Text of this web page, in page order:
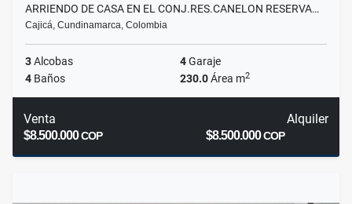
ARRIENDO DE CASA EN EL CONJ.RES.CANELON RESERVA…
Cajicá, Cundinamarca, Colombia
3Alcobas 4Garaje
4 Baños 230.0Área m2
Venta
$8.500.000COP
Alquiler
$8.500.000COP